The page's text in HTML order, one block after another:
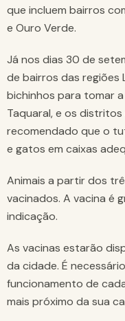
que incluem bairros
e Ouro Verde.
Já nos dias 30 de
de bairros das regiões
bichinhos para tomar
Taquaral, e os distritos
recomendado que o
e gatos em caixas
Animais a partir dos
vacinados. A vacina é
indicação.
As vacinas estarão
da cidade. É
funcionamento de
mais próximo da sua